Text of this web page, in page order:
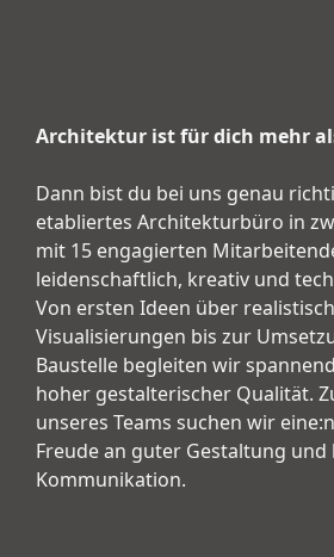
Architektur ist für dich mehr
Dann bist du bei uns genau
etabliertes Architekturbüro in
mit 15 engagierten
leidenschaftlich, kreativ und
Von ersten Ideen über
Visualisierungen bis zur
Baustelle begleiten wir
hoher gestalterischer Qualität.
unseres Teams suchen wir
Freude an guter Gestaltung und
Kommunikation.